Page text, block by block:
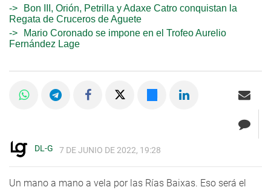
Bon III, Orión, Petrilla y Adaxe Catro conquistan la
Regata de Cruceros de Aguete
Mario Coronado se impone en el Trofeo Aurelio
Fernández Lage
DL-G 7 DE JUNIO DE 2022, 19:28
Un mano a mano a vela por las Rías Baixas. Eso será el